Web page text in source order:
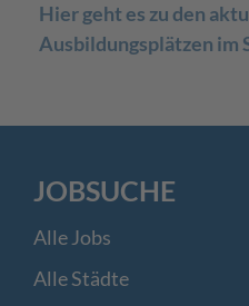
Hier geht es zu den
Ausbildungsplätzen im
JOBSUCHE
Alle Jobs
Alle Städte